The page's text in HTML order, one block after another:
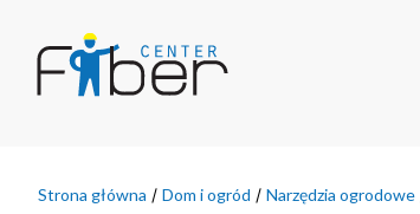
Strona główna / Dom i ogród / Narzędzia ogrodowe